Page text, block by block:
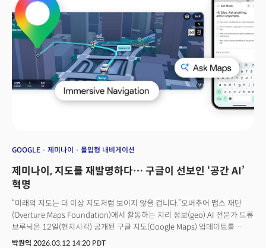
딜로이트의 2026년 기업 AI 현황 보고서에 따르면 조사 대상 기업의 34%는
AI를 활용해 신제품·서비스 개발, 핵심 프로세스 혁신, 비즈니스 모델
재구성까지 포함하는 ‘심층 전환(deep transformation)’을 추진하고 있다.
30%는 주요 업무 프로세스를 AI 중심으로 재설계 중이라고 답했다.확산 속도
역시 빠르다. 2025년 한 해 동안 AI에 접근할 수 있는 직원 수는 50%
증가했다. 현재 검토 또는 테스트 단계에 머물고 있는 AI 프로젝트 가운데 실제
운영 단계로 넘어가는 비중은 향후 6개월 안에 두 배 수준으로 늘어날 것으로
전망됐다.🚀 더밀크 멤버 가입하고 주 3~4회 뷰스레터 무료로 받아보기
GOOGLE 제미나이 몰입형 내비게이션
제미나이, 지도를 재발명하다… 구글이 선보인 ‘공간 AI’
혁명
“미래의 지도는 더 이상 지도처럼 보이지 않을 겁니다.”오버추어 맵스 재단
(Overture Maps Foundation)에서 활동하는 지리 정보(geo) AI 전문가 드류
브루닉은 12일(현지시각) 공개된 구글 지도(Google Maps) 업데이트를
‘미래’라고 평가했다. 기존 지도를 효과적으로 읽지 못하는 대부분의 사람들도
박원익 2026.03.12 14:20 PDT